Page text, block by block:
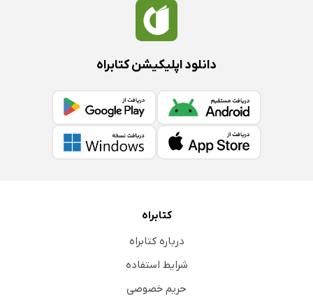
دانلود اپلیکیشن کتابراه
کتابراه
درباره کتابراه
شرایط استفاده
حریم خصوصی